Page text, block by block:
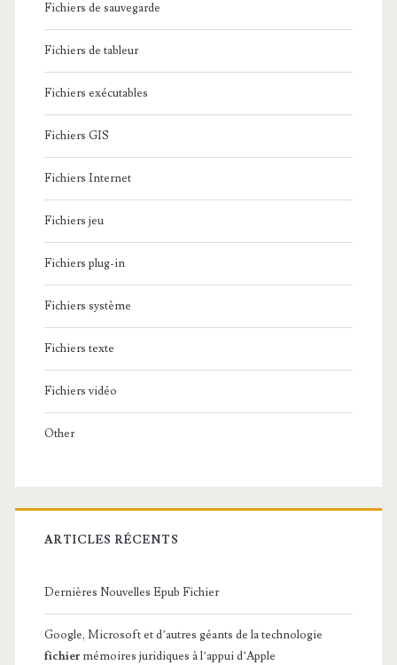
Fichiers de sauvegarde
Fichiers de tableur
Fichiers exécutables
Fichiers GIS
Fichiers Internet
Fichiers jeu
Fichiers plug-in
Fichiers système
Fichiers texte
Fichiers vidéo
Other
ARTICLES RÉCENTS
Dernières Nouvelles Epub Fichier
Google, Microsoft et d’autres géants de la technologie
fichier mémoires juridiques à l’appui d’Apple